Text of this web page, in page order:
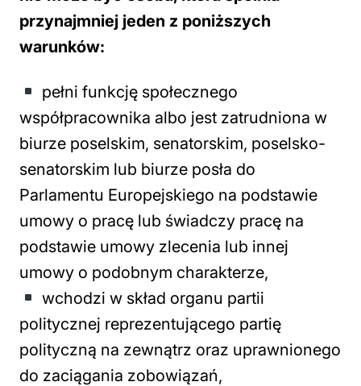
przynajmniej jeden z poniższych
warunków:
pełni funkcję społecznego
współpracownika albo jest zatrudniona w
biurze poselskim, senatorskim, poselsko-
senatorskim lub biurze posła do
Parlamentu Europejskiego na podstawie
umowy o pracę lub świadczy pracę na
podstawie umowy zlecenia lub innej
umowy o podobnym charakterze,
wchodzi w skład organu partii
politycznej reprezentującego partię
polityczną na zewnątrz oraz uprawnionego
do zaciągania zobowiązań,